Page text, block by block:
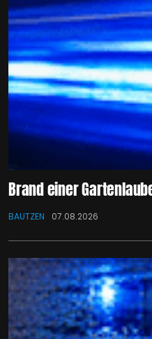
Brand einer
BAUTZEN 07.08.2026